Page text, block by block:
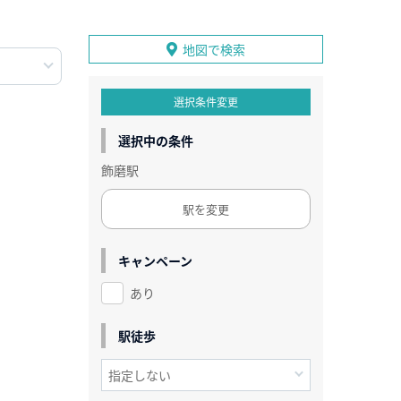
地図で検索
選択条件変更
選択中の条件
飾磨駅
駅を変更
キャンペーン
あり
駅徒歩